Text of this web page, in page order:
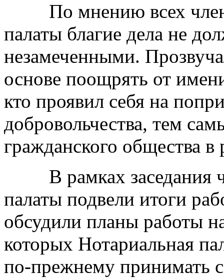
По мнению всех
палаты благие дела не
незамеченными.
основе поощрять от
кто проявил себя на
добровольчества, тем
гражданского общества в
В рамках заседания
палаты подвели итоги
обсудили планы работы
которых Нотариальная
по-прежнему принимать